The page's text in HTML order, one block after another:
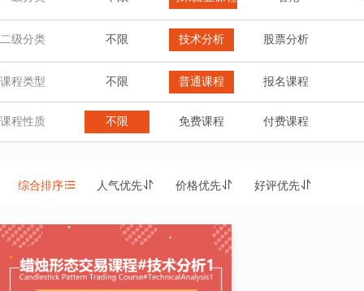
二级分类 不限 技术分析 股票分析
课程类型 不限 普通课程 报名课程
课程性质 不限 免费课程 付费课程
综合排序 人气优先 价格优先 好评优先